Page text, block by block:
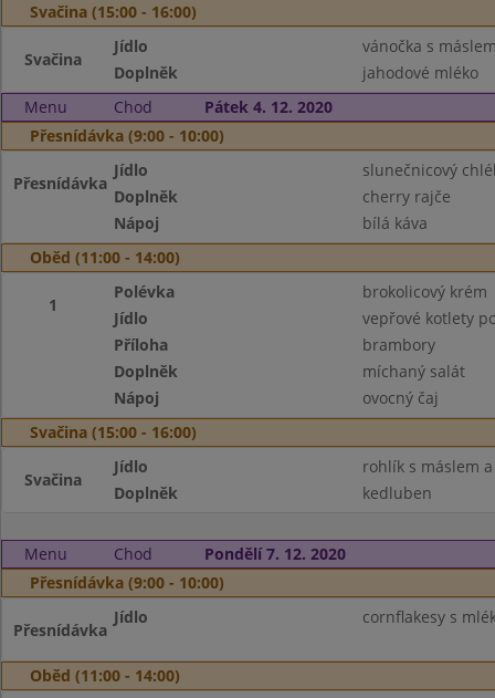
Svačina (15:00 - 16:00)
Svačina
Jídlo
vánočka s
Doplněk
jahodové mléko
Menu
Chod
Pátek 4. 12. 2020
Přesnídávka (9:00 - 10:00)
Přesnídávka
Jídlo
slunečnicový
Doplněk
cherry rajče
Nápoj
bílá káva
Oběd (11:00 - 14:00)
1
Polévka
brokolicový krém
Jídlo
vepřové kotlety
Příloha
brambory
Doplněk
míchaný salát
Nápoj
ovocný čaj
Svačina (15:00 - 16:00)
Svačina
Jídlo
rohlík s máslem
Doplněk
kedluben
Menu Chod
Pondělí 7. 12. 2020
Přesnídávka (9:00 - 10:00)
Přesnídávka
Jídlo cornflakesy s
Oběd (11:00 - 14:00)